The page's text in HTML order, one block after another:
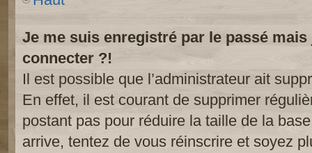
Je me suis enregistré par le passé
connecter ?!
Il est possible que l’administrateur ait
En effet, il est courant de supprimer
postant pas pour réduire la taille de la
arrive, tentez de vous réinscrire et soyez